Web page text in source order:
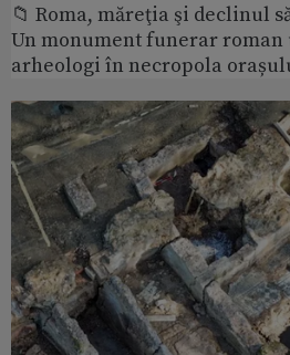
📁 Roma, măreţia şi declinul
Un monument funerar roman
arheologi în necropola